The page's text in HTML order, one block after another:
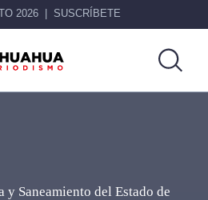
2026 SUSCRÍBETE
y Saneamiento del Estado de